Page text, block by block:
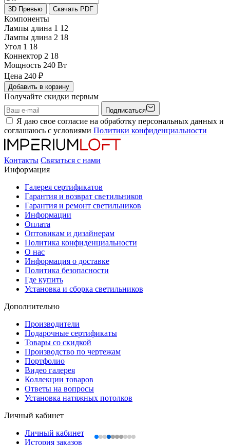
3D Превью Скачать PDF
Компоненты
Лампы длина 1 12
Лампы длина 2 18
Угол 1 18
Коннектор 2 18
Мощность 240 Вт
Цена 240 ₽
Добавить в корзину
Получайте скидки первым
Подписаться
Я даю свое согласие на обработку персональных данных и
соглашаюсь с условиями Политики конфиденциальности
Контакты Связаться с нами
Информация
Галерея сертификатов
Гарантия и возврат светильников
Гарантия и ремонт светильников
Информации
Оплата
Оптовикам и дизайнерам
Политика конфиденциальности
О нас
Информация о доставке
Политика безопасности
Где купить
Установка и сборка светильников
Дополнительно
Производители
Подарочные сертификаты
Товары со скидкой
Производство по чертежам
Портфолио
Видео галерея
Коллекции товаров
Ответы на вопросы
Установка натяжных потолков
Личный кабинет
Личный кабинет
История заказов